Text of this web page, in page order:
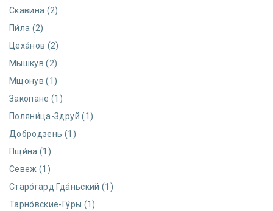
Скавина (2)
Пи́ла (2)
Цеха́нов (2)
Мышкув (2)
Мщонув (1)
Закопане (1)
Поляни́ца-Здруй (1)
Добродзень (1)
Пщи́на (1)
Севеж (1)
Старо́гард Гда́ньский (1)
Тарно́вские-Гу́ры (1)